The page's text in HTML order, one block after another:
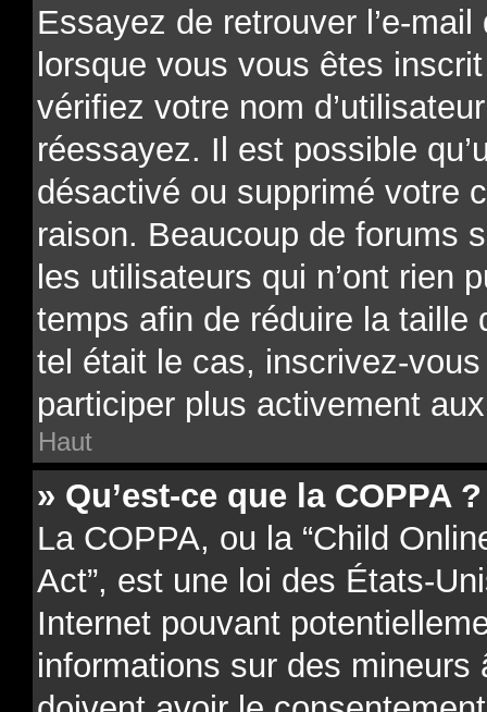
Essayez de retrouver l’e-
lorsque vous vous êtes
vérifiez votre nom
réessayez. Il est possible
désactivé ou supprimé votre
raison. Beaucoup de forums
les utilisateurs qui n’ont rien
temps afin de réduire la taille
tel était le cas, inscrivez-
participer plus activement
Haut
» Qu’est-ce que la COPPA ?
La COPPA, ou la “Child
Act”, est une loi des États-
Internet pouvant
informations sur des